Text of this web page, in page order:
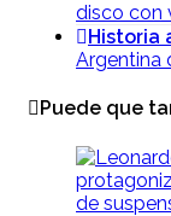
disco con
Historia
Argentina
Puede que